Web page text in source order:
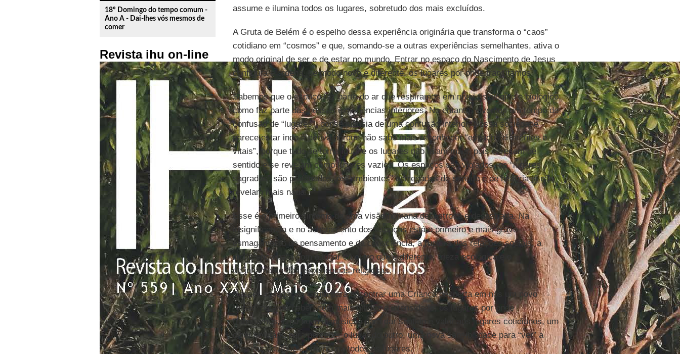
18º Domingo do tempo comum -
Ano A - Dai-lhes vós mesmos de
comer
Revista ihu on-line
assume e ilumina todos os lugares, sobretudo dos mais excluídos.
A Gruta de Belém é o espelho dessa experiência originária que transforma o “caos”
cotidiano em “cosmos” e que, somando-se a outras experiências semelhantes, ativa o
modo original de ser e de estar no mundo. Entrar no espaço do Nascimento de Jesus
configura e ordena, de modo novo e diferente, os lugares por onde transitamos.
Sabemos que o espaço faz parte do ar que respiramos em nível fisiológico e biológico,
como faz parte das nossas experiências interiores. No entanto, vivemos um tempo de
confusão de “lugares”, consequência de uma confusão interior. Nossa sociedade
parece estar indo à deriva porque não sabe mais reconhecer “espaços diferentes e
vitais”, porque tudo se torna igual e os lugares não falam mais, pois carecem de
sentido e se revelam como lugares vazios. Os espaços são violados, os “lugares
sagrados” são profanados, os “ambientes” carregados de sentido e de história já não
revelam mais nada...
Esse é o primeiro sintoma de uma visão humana desastrosa e desastrada. Na
insignificância e no achatamento dos espaços está o primeiro e mais grave
esmagamento do pensamento e da consciência, a ruptura das relações sociais, a
indiferença para com o lugar do outro que é diferente, frieza ecológica e o
definhamento das experiências religiosas.
Descer ao lugar da Gruta para encontrar uma Criança desperta em nós um novo
“olhar” para perceber, com mais nitidez e intensidade, os lugares por onde
transitamos, uma nova disposição para dar sentido e valor aos lugares cotidianos, um
olhar solidário para perceber o lugar do outro, uma nova sensibilidade para “ver” a
Presença d’Aquele que ocupa todos os lugares.